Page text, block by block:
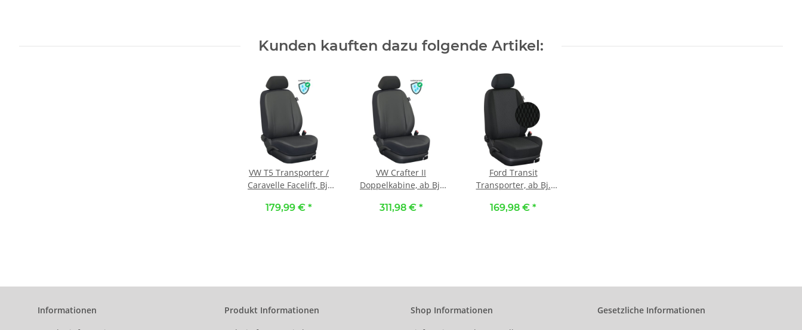
Kunden kauften dazu folgende Artikel:
VW T5 Transporter /
Caravelle Facelift, Bj.
Maßangefertigte
179,99 € *
VW Crafter II
Doppelkabine, ab Bj.
Maßangefertigtes
311,98 € *
Ford Transit
Transporter, ab Bj.
Maßangefertigte
169,98 € *
Informationen Produkt Informationen Shop Informationen Gesetzliche Informationen